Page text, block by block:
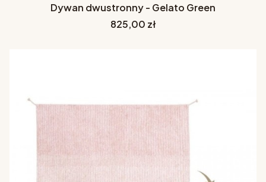
Dywan dwustronny - Gelato Green
Cena
825,00 zł